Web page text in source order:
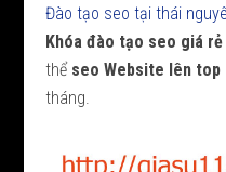
Đào tạo seo tại thái
Khóa đào tạo seo giá
thểseo Website lên top
tháng.